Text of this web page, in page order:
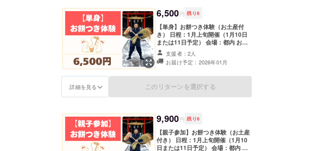
6,500円 残り6
【単身】お餅つき体験（お土産付
き） 日程：1月上旬開催（1月10日
または11日予定） 会場：都内 お土
産：出羽弥兵衛幻のもち一袋
（300g） ※未就学児は無料 ※会場ま
での交通費、宿泊が必要な場合の宿
通費や滞在費は各自でご負担くださ
い。 ・支援者様との連絡方法：詳細
支援者：2人
お届け予定：2026年01月
詳細を見る このリターンを選択する
9,900円 残り6
【親子参加】お餅つき体験（お土産
付き） 日程：1月上旬開催（1月10
日または11日予定） 会場：都内 お